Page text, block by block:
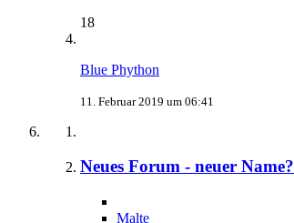
18
Blue Phython
11. Februar 2019 um 06:41
Neues Forum - neuer Name?
Malte